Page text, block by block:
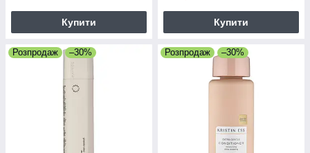
Купити Купити
Розпродаж –30% Розпродаж –30%